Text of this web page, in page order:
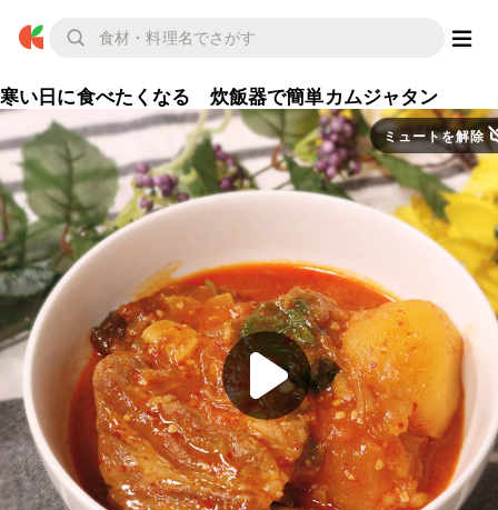
寒い日に食べたくなる 炊飯器で簡単カムジャタン
ミュートを解除